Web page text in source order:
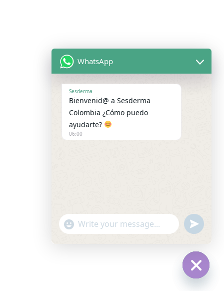
WhatsApp
Sesderma
Bienvenid@ a Sesderma
Colombia ¿Cómo puedo
ayudarte?
06:00
"+chaty_settings.lang.emoji_picker+"
WhatsApp Message
undefined